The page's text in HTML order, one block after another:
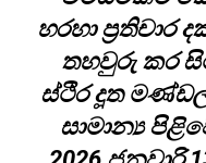
හරහා ප්‍රතිචාර
තහවුරු කර
ස්ථිර දූත
සාමාන්‍ය